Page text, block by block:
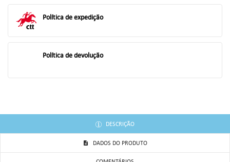
Política de expedição
Política de devolução
DESCRIÇÃO
DADOS DO PRODUTO
AS MINHAS LISTAS DE DESEJOS
((LABEL))
Você precisa estar logado para salvar produtos em sua lista de